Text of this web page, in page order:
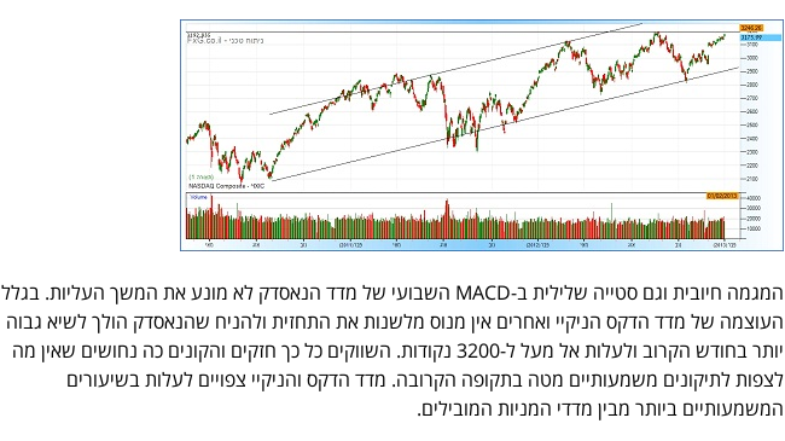
המגמה חיובית וגם סטייה שלילית ב-MACD השבועי של מדד הנאסדק לא מונע את המשך העליות. בגלל
העוצמה של מדד הדקס הניקיי ואחרים אין מנוס מלשנות את התחזית ולהניח שהנאסדק הולך לשיא גבוה
יותר בחודש הקרוב ולעלות אל מעל ל-3200 נקודות. השווקים כל כך חזקים והקונים כה נחושים שאין מה
לצפות לתיקונים משמעותיים מטה בתקופה הקרובה. מדד הדקס והניקיי צפויים לעלות בשיעורים
המשמעותיים ביותר מבין מדדי המניות המובילים.